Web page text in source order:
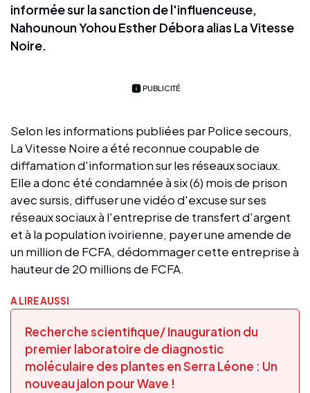
informée sur la sanction de l'influenceuse,
Nahounoun Yohou Esther Débora alias La Vitesse
Noire.
PUBLICITÉ
Selon les informations publiées par Police secours,
La Vitesse Noire a été reconnue coupable de
diffamation d'information sur les réseaux sociaux.
Elle a donc été condamnée à six (6) mois de prison
avec sursis, diffuser une vidéo d'excuse sur ses
réseaux sociaux à l'entreprise de transfert d'argent
et à la population ivoirienne, payer une amende de
un million de FCFA, dédommager cette entreprise à
hauteur de 20 millions de FCFA.
A LIRE AUSSI
Recherche scientifique/ Inauguration du
premier laboratoire de diagnostic
moléculaire des plantes en Serra Léone : Un
nouveau jalon pour Wave !